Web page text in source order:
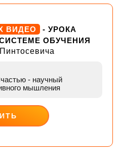
ВИДЕО
- УРОКА
ОБУЧЕНИЯ
- научный
мышления